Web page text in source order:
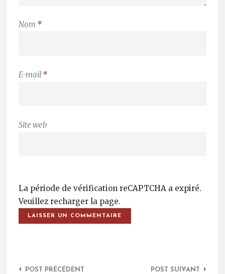
Nom *
E-mail *
Site web
La période de vérification reCAPTCHA a expiré.
Veuillez recharger la page.
Post Navigation
POST PRÉCÉDENT POST SUIVANT